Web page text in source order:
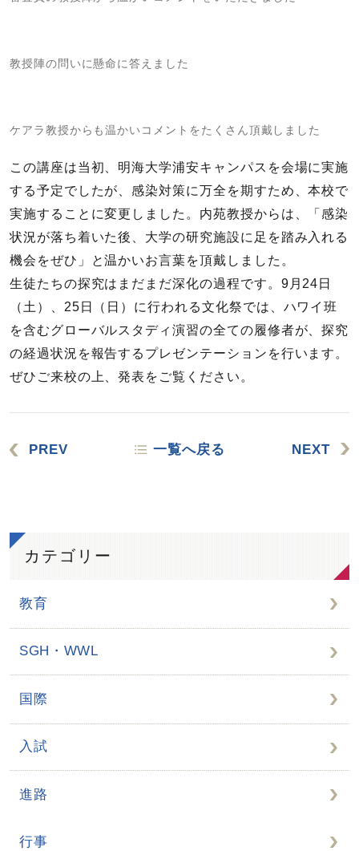
教授陣の問いに懸命に答えました
ケアラ教授からも温かいコメントをたくさん頂戴しました
この講座は当初、明海大学浦安キャンパスを会場に実施
する予定でしたが、感染対策に万全を期すため、本校で
実施することに変更しました。内苑教授からは、「感染
状況が落ち着いた後、大学の研究施設に足を踏み入れる
機会をぜひ」と温かいお言葉を頂戴しました。
生徒たちの探究はまだまだ深化の過程です。9月24日
（土）、25日（日）に行われる文化祭では、ハワイ班
を含むグローバルスタディ演習の全ての履修者が、探究
の経過状況を報告するプレゼンテーションを行います。
ぜひご来校の上、発表をご覧ください。
PREV 一覧へ戻る NEXT
カテゴリー
教育
SGH・WWL
国際
入試
進路
行事